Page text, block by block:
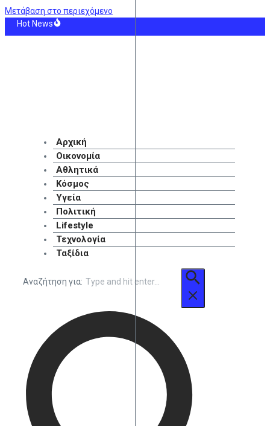
Μετάβαση στο περιεχόμενο
Hot News
Αρχική
Οικονομία
Αθλητικά
Κόσμος
Υγεία
Πολιτική
Lifestyle
Τεχνολογία
Ταξίδια
Αναζήτηση για: